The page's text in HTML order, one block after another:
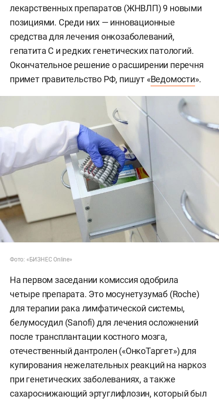
лекарственных препаратов (ЖНВЛП) 9 новыми
позициями. Среди них — инновационные
средства для лечения онкозаболеваний,
гепатита С и редких генетических патологий.
Окончательное решение о расширении перечня
примет правительство РФ, пишут «Ведомости».
Фото: «БИЗНЕС Online»
На первом заседании комиссия одобрила
четыре препарата. Это мосунетузумаб (Roche)
для терапии рака лимфатической системы,
белумосудил (Sanofi) для лечения осложнений
после трансплантации костного мозга,
отечественный дантролен («ОнкоТаргет») для
купирования нежелательных реакций на наркоз
при генетических заболеваниях, а также
сахароснижающий эртуглифлозин, который был